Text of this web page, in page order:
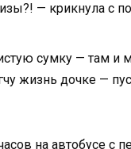
— крикнула с
сумку — там
жизнь дочке —
на автобусе